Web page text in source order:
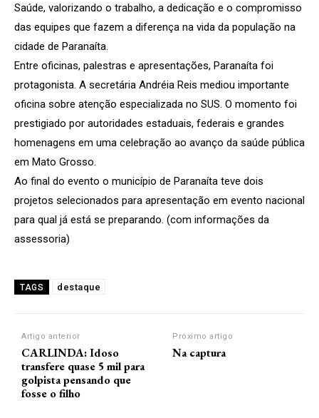
Saúde, valorizando o trabalho, a dedicação e o compromisso
das equipes que fazem a diferença na vida da população na
cidade de Paranaíta.
Entre oficinas, palestras e apresentações, Paranaíta foi
protagonista. A secretária Andréia Reis mediou importante
oficina sobre atenção especializada no SUS. O momento foi
prestigiado por autoridades estaduais, federais e grandes
homenagens em uma celebração ao avanço da saúde pública
em Mato Grosso.
Ao final do evento o município de Paranaíta teve dois
projetos selecionados para apresentação em evento nacional
para qual já está se preparando. (com informações da
assessoria)
TAGS destaque
Artigo anterior
CARLINDA: Idoso
transfere quase 5 mil para
golpista pensando que
fosse o filho
Próximo artigo
Na captura